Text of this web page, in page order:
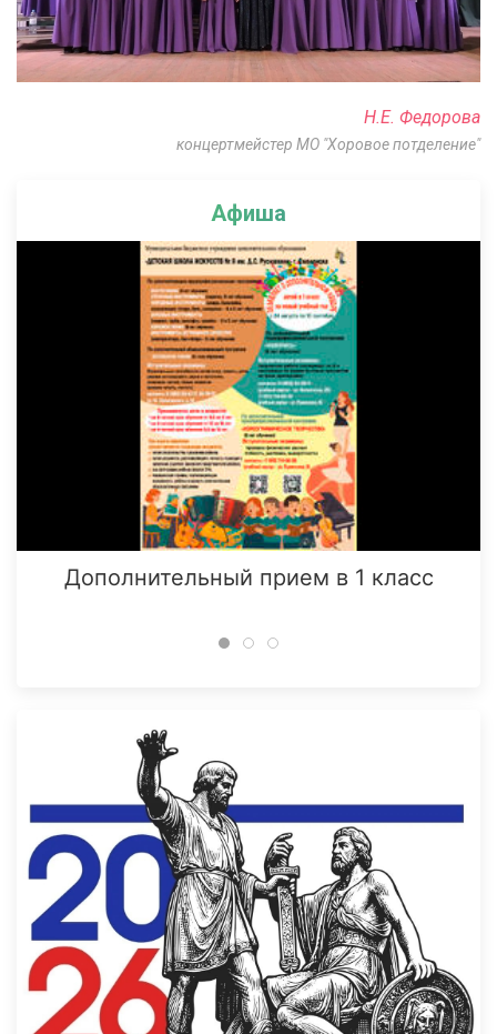
Афиша
Дополнительный прием в 1 класс
Н.Е. Федорова
концертмейстер МО "Хоровое потделение"